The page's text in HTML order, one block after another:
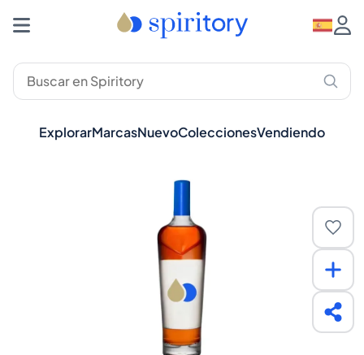
ExplorarMarcasNuevoColeccionesVendiendo